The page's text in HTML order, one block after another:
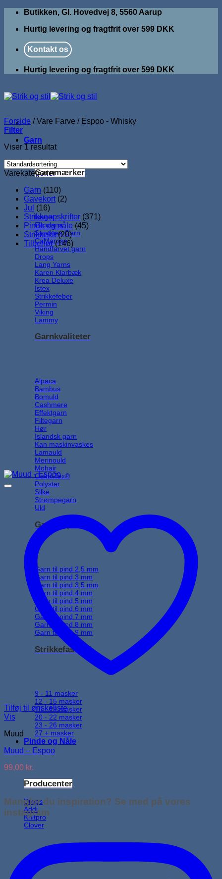
Fortsæt
indhold
Butikken, Gl. Hovedvej 8, 5560 Aarup
Hurtig levering og fragtfrit over 599 DKK
Kontakt os
Hurtig levering og fragtfrit over 599 DKK
Garn
Garnmærker
Isager
Filcolana
Sandnes Garn
CaMarose
Håndfarvet garn
Drops
Lang Yarns
Karen Klarbæk
Krea Deluxe
Istex
Strikkefeber
Permin
Viking
Lammy
Garnkvaliteter
Alpaca
Bambus
Bomuld
Cashmere
Effektgarn
Filtegarn
Hør
Islandsk garn
Kan maskinvaskes
Lamauld
Merinould
Mohair
Oeko-Tex®
Polyster
Silke
Strømpegarn
Uld
Garn til pind
Garn til pind 2,5 mm
Garn til pind 3 mm
Garn til pind 3,5 mm
Garn til pind 4 mm
Garn til pind 5 mm
Garn til pind 6 mm
Garn til pind 7 mm
Garn til pind 8 mm
Garn til pind 9 mm
Strikkefasthed
9 - 11 masker
12 - 15 masker
16 - 19 masker
20 - 22 masker
23 - 26 masker
27 + masker
Pinde og Nåle
Producenter
Drops
Addi
Knitpro
Clover
Forside /Vare Farve /Espoo - Whisky
Filter
Viser 1 resultat
Varekategorier
Garn (110)
Gavekort (2)
Jul (16)
Strikkeopskrifter (371)
Pinde og nåle (45)
Strikkekit (20)
Tilbehør (146)
Tilføj til ønskeliste
Vis
Muud
Muud – Espoo
99,00 kr.
Mangler du inspiration? Se med på vores
instagram